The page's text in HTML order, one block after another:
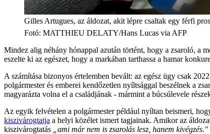
Gilles Artugues, az áldozat, akit lépre csaltak egy férfi
Fotó: MATTHIEU DELATY/Hans Lucas via AFP
Mindez alig néhány hónappal azután történt, hogy a zsaroló, a
eszelte ki az egészet, hogy a markában tarthassa a hamar
A számítása bizonyos értelemben bevált: az egész ügy csak
polgármester és emberei kendőzetlen nyíltsággal beszélnek a
magyarázta volna el a családjának - mármint a búcsúlevele
Az egyik felvételen a polgármester például nyíltan beismeri,
kiszivárogtatja a helyi közélet ismert tagjainak. Amikor az
kiszivárogtatás
„ami már nem is zsarolás lesz, hanem kivégzés."